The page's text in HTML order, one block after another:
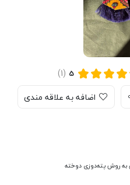
5
(1)
اضافه به علاقه مندی
روش پته‌دوزی دوخته